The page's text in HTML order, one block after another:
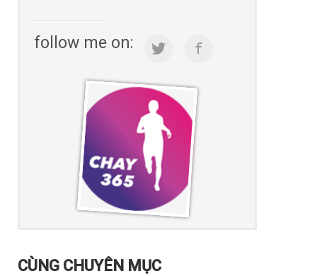
follow me on:
CÙNG CHUYÊN MỤC